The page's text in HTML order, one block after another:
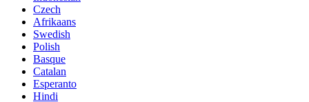
Czech
Afrikaans
Swedish
Polish
Basque
Catalan
Esperanto
Hindi